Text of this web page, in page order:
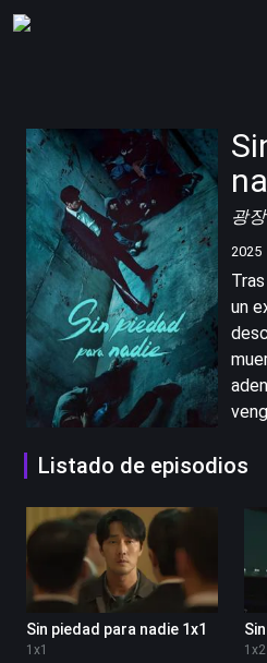
광장
2025
un
Listado de episodios
Sin piedad para nadie 1x1
1 x1 1 x2